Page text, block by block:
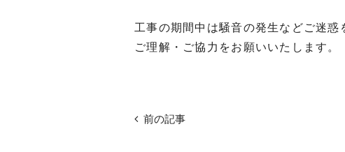
工事の期間中は騒音の発生などご迷惑
ご理解・ご協力をお願いいたします。
前の記事